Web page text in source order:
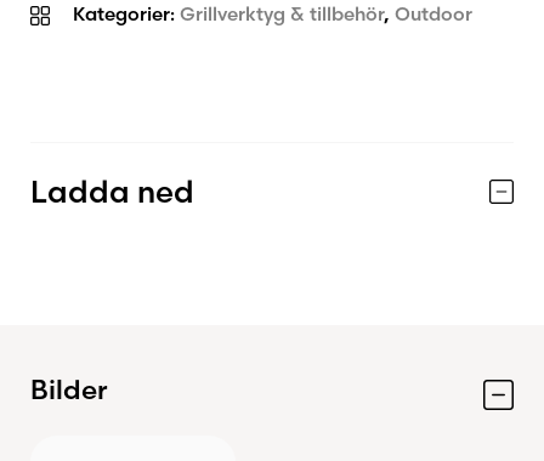
Designat för OFYR med 85 cm stekhäll
Passar: OFYR 85
och ser till att din OFYR alltid är redo att samla
familj och vänner kring elden.
Kategorier: Grillverktyg & tillbehör, Outdoor
Ladda ned
Bilder